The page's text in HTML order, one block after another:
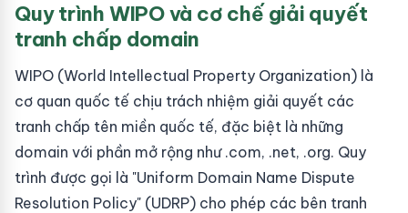
Quy trình WIPO và cơ chế giải quyết
tranh chấp domain
WIPO (World Intellectual Property Organization) là
cơ quan quốc tế chịu trách nhiệm giải quyết các
tranh chấp tên miền quốc tế, đặc biệt là những
domain với phần mở rộng như .com, .net, .org. Quy
trình được gọi là "Uniform Domain Name Dispute
Resolution Policy" (UDRP) cho phép các bên tranh